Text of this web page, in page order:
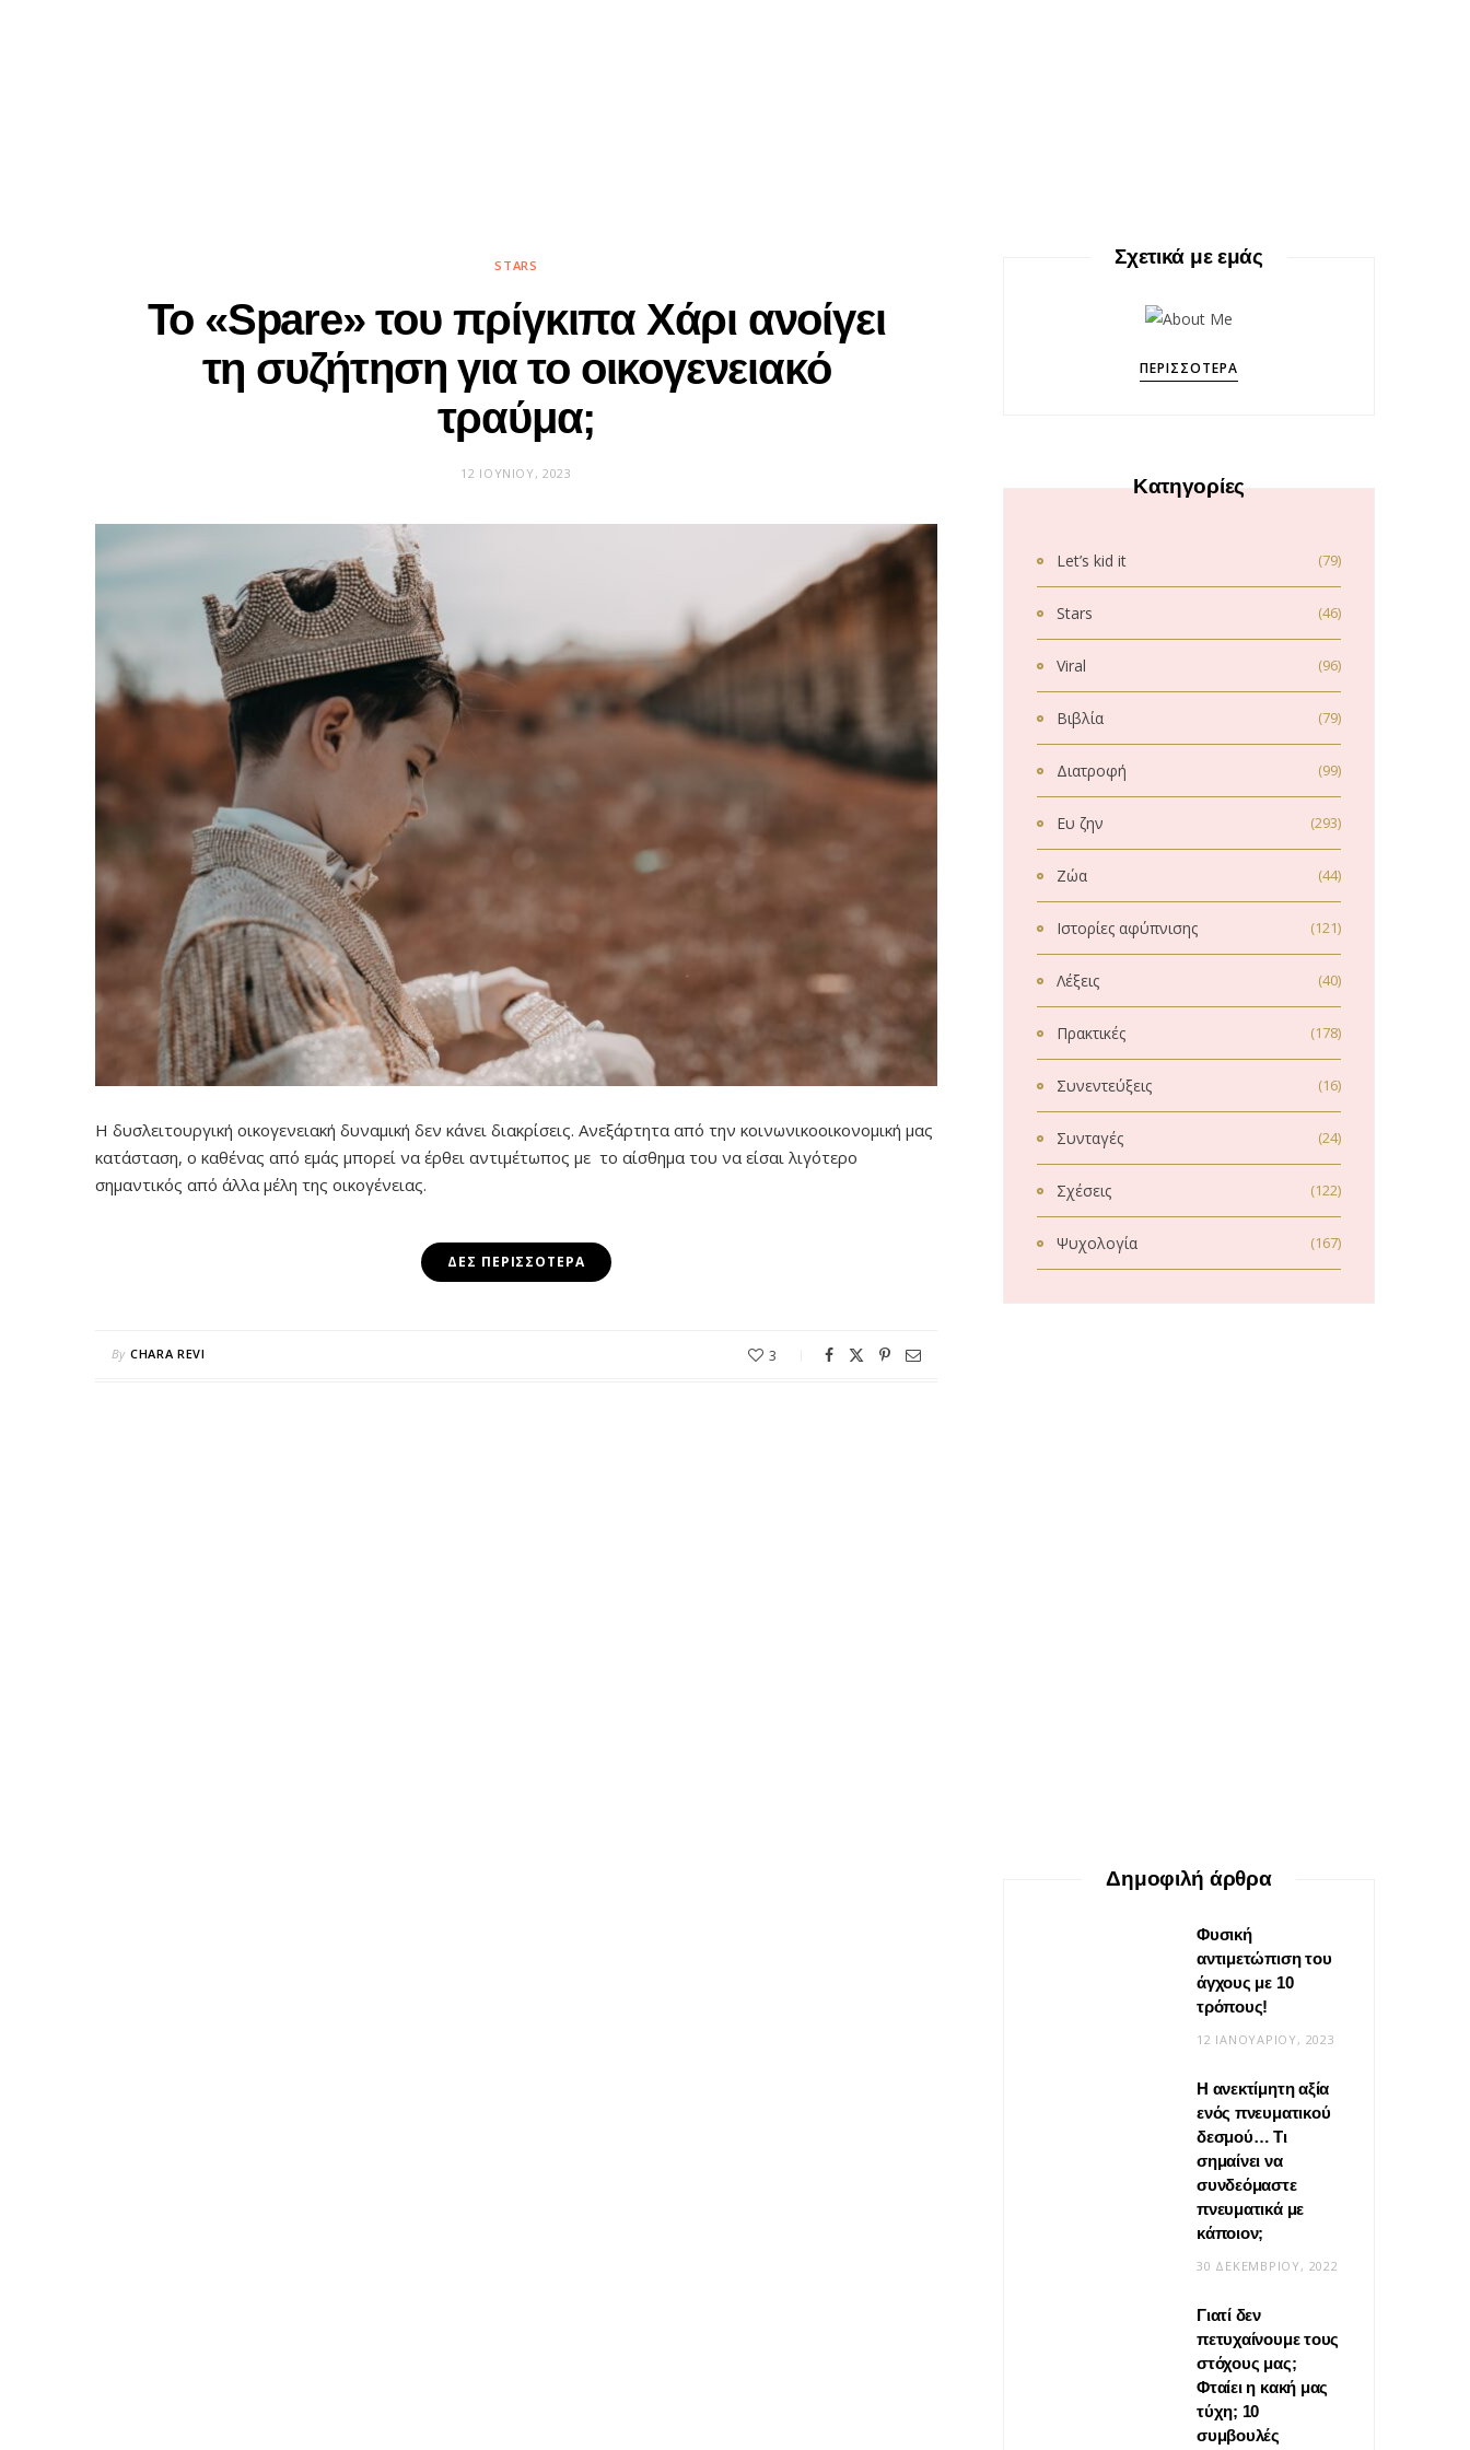
STARS
Το «Spare» του πρίγκιπα Χάρι ανοίγει
τη συζήτηση για το οικογενειακό
τραύμα;
12 ΙΟΥΝΊΟΥ, 2023
Η δυσλειτουργική οικογενειακή δυναμική δεν κάνει διακρίσεις. Ανεξάρτητα από την κοινωνικοοικονομική μας
κατάσταση, ο καθένας από εμάς μπορεί να έρθει αντιμέτωπος με το αίσθημα του να είσαι λιγότερο
σημαντικός από άλλα μέλη της οικογένειας.
ΔΕΣ ΠΕΡΙΣΣΌΤΕΡΑ
By CHARA REVI 3
Σχετικά με εμάς
ΠΕΡΙΣΣΌΤΕΡΑ
Κατηγορίες
Let’s kid it (79)
Stars (46)
Viral (96)
Βιβλία (79)
Διατροφή (99)
Ευ ζην (293)
Ζώα (44)
Ιστορίες αφύπνισης (121)
Λέξεις (40)
Πρακτικές (178)
Συνεντεύξεις (16)
Συνταγές (24)
Σχέσεις (122)
Ψυχολογία (167)
Βίντεο: Μεταμόρφωσε το
φουλάρι σου σε κιμονό
20 ΜΑΪ́ΟΥ, 2026
Δημοφιλή άρθρα
Φυσική
αντιμετώπιση του
άγχους με 10
τρόπους!
12 ΙΑΝΟΥΑΡΊΟΥ, 2023
Η ανεκτίμητη αξία
ενός πνευματικού
δεσμού… Τι
σημαίνει να
συνδεόμαστε
πνευματικά με
κάποιον;
30 ΔΕΚΕΜΒΡΊΟΥ, 2022
Γιατί δεν
πετυχαίνουμε τους
στόχους μας;
Φταίει η κακή μας
τύχη; 10
συμβουλές